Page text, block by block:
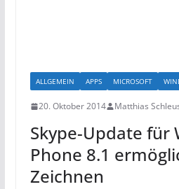
ALLGEMEIN APPS MICROSOFT
20. Oktober 2014 Matthias
Skype-Update für
Phone 8.1
Zeichnen